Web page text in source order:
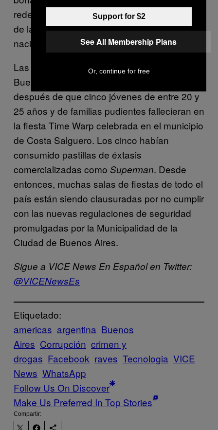
redes sociales, y a la endémica corrupción
de la administración argentina, ya sea local,
nacional, federal o de barrio.
Las fiestas electrónicas fueron prohibidas en
Buenos Aires el pasado mes de abril
después de que cinco jóvenes de entre 20 y
25 años y de familias pudientes fallecieran en
la fiesta Time Warp celebrada en el municipio
de Costa Salguero. Los cinco habían
consumido pastillas de éxtasis
comercializadas como Superman. Desde
entonces, muchas salas de fiestas de todo el
país están siendo clausuradas por no cumplir
con las nuevas regulaciones de seguridad
promulgadas por la Municipalidad de la
Ciudad de Buenos Aires.
Sigue a VICE News En Español en Twitter:
@VICENewsEs
Etiquetado:
americas argentina Buenos
Aires Corrupción crimen y
drogas Facebook raves Tecnologia VICE
News WhatsApp
Follow Us On Discover
Make Us Preferred In Top Stories
Compartir:
Support for $2
See All Membership Plans
Or, continue for free